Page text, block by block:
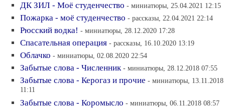
ДК ЗИЛ - Моё студенчество - миниатюры, 25.04.2021 12:15
Пожарка - моё студенчество - рассказы, 22.04.2021 22:14
Рюсский водка! - миниатюры, 28.12.2020 17:28
Спасательная операция - рассказы, 16.10.2020 13:19
Облачко - миниатюры, 02.08.2020 22:54
Забытые слова - Численник - миниатюры, 28.12.2018 07:55
Забытые слова - Керогаз и прочие - миниатюры, 13.11.2018
11:11
Забытые слова - Коромысло - миниатюры, 06.11.2018 08:57